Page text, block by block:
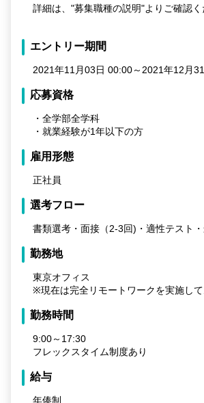
詳細は、"募集職種の説明"よりご確認く
エントリー期間
2021年11月03日 00:00～2021年12月
応募資格
・全学部全学科
・就業経験が1年以下の方
雇用形態
正社員
選考フロー
書類選考・面接（2-3回)・適性テスト
勤務地
東京オフィス
※現在は完全リモートワークを実施して
勤務時間
9:00～17:30
フレックスタイム制度あり
給与
年俸制